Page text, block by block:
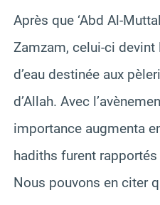
Après que ‘Abd Al-
Zamzam, celui-ci
d’eau destinée aux
d’Allah. Avec
importance augmenta
hadiths furent
Nous pouvons en citer